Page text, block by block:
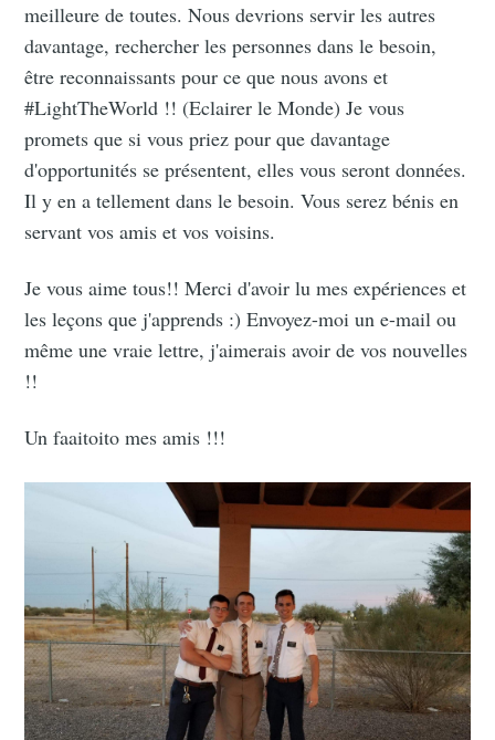
meilleure de toutes. Nous devrions servir les autres
davantage, rechercher les personnes dans le besoin,
être reconnaissants pour ce que nous avons et
#LightTheWorld !! (Eclairer le Monde) Je vous
promets que si vous priez pour que davantage
d'opportunités se présentent, elles vous seront données.
Il y en a tellement dans le besoin. Vous serez bénis en
servant vos amis et vos voisins.
Je vous aime tous!! Merci d'avoir lu mes expériences et
les leçons que j'apprends :) Envoyez-moi un e-mail ou
même une vraie lettre, j'aimerais avoir de vos nouvelles
!!
Un faaitoito mes amis !!!